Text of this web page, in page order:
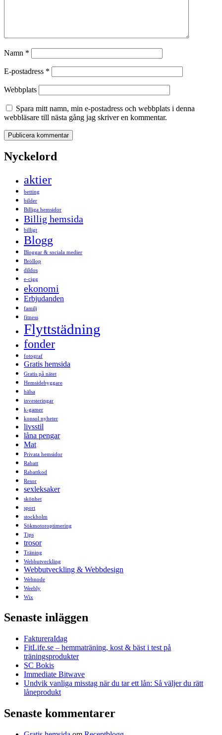
Namn *
E-postadress *
Webbplats
Spara mitt namn, min e-postadress och webbplats i denna
webbläsare till nästa gång jag skriver en kommentar.
Nyckelord
aktier
betting
bilder
Billiga hemsidor
Billig hemsida
billigt
Blogg
Bloggar & sociala medier
Bröllop
dildos
e-cigg
ekonomi
Erbjudanden
familj
fitness
Flyttstädning
fonder
fotograf
Gratis hemsida
Gratis på nätet
Hemsidebyggare
hälsa
investeringar
k-gamer
konsol nyheter
livsstil
låna pengar
Mat
Privata hemsidor
Rabatt
Rabattkod
Resor
sexleksaker
skönhet
sport
stockholm
Sökmotoroptimering
Tips
trosor
Träning
Webbutveckling
Webbutveckling & Webbdesign
Webnode
Weebly
Wix
Senaste inläggen
FaktureraIdag
FitLife.se – hemmaträning, kost & bäst i test på
träningsprodukter
SC Bokis
Immediate Bitwave
Undvik vanliga misstag när du tar ett lån: Så väljer du rätt
låneprodukt
Senaste kommentarer